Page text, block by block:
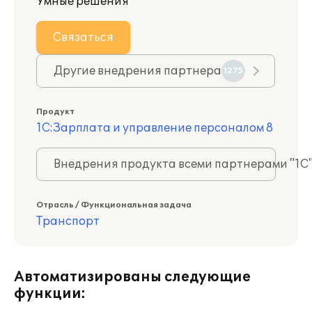
Связаться
Другие внедрения партнера 1275
Продукт
1С:Зарплата и управление персоналом 8
Внедрения продукта всеми партнерами
Отрасль / Функциональная задача
Транспорт
Автоматизированы следующие
функции: